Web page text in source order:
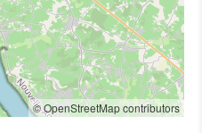
© OpenStreetMap contributors